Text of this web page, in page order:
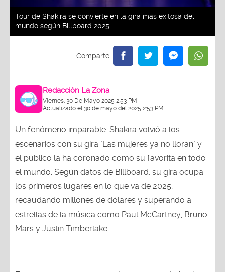
Tour de Shakira se convierte en la gira más exitosa del
mundo según Billboard 2025
Redacción La Zona
Viernes, 30 De Mayo 2025 2:53 PM
Actualizado el 30 de mayo del 2025 2:53 PM
Un fenómeno imparable. Shakira volvió a los
escenarios con su gira "Las mujeres ya no lloran" y
el público la ha coronado como su favorita en todo
el mundo. Según datos de Billboard, su gira ocupa
los primeros lugares en lo que va de 2025,
recaudando millones de dólares y superando a
estrellas de la música como Paul McCartney, Bruno
Mars y Justin Timberlake.